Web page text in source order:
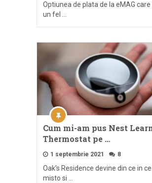
Optiunea de plata de la eMAG
un fel …
Cum mi-am pus Nest
Thermostat pe …
1 septembrie 2021 8
Oak’s Residence devine din ce in
misto si …